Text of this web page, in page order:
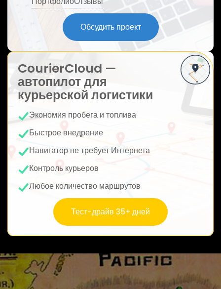
Обсудить проект
CourierCloud —
автопилот для
курьерской логистики
Экономия пробега и топлива
Быстрое внедрение
Навигатор не требует Интернета
Контроль курьеров
Любое количество маршрутов
Тест-драйв 35+ дней